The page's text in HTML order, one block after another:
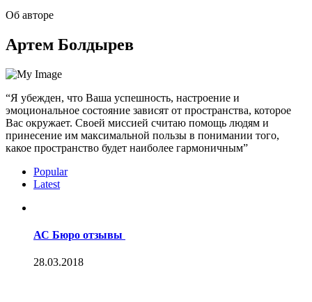
Об авторе
Артем Болдырев
“Я убежден, что Ваша успешность, настроение и
эмоциональное состояние зависят от пространства, которое
Вас окружает. Своей миссией считаю помощь людям и
принесение им максимальной пользы в понимании того,
какое пространство будет наиболее гармоничным”
Popular
Latest
АС Бюро отзывы
28.03.2018